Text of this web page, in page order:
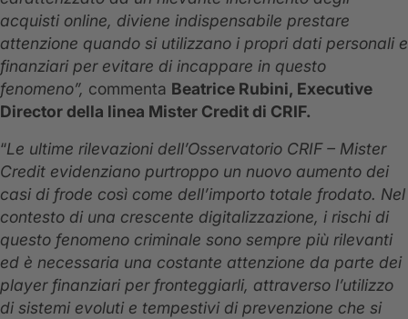
acquisti online, diviene indispensabile prestare
attenzione quando si utilizzano i propri dati personali e
finanziari per evitare di incappare in questo
fenomeno”, commenta Beatrice Rubini, Executive
Director della linea Mister Credit di CRIF.
“Le ultime rilevazioni dell’Osservatorio CRIF– Mister
Credit evidenziano purtroppo un nuovo aumento dei
casi di frode così come dell’importo totale frodato. Nel
contesto di una crescente digitalizzazione, i rischi di
questo fenomeno criminale sono sempre più rilevanti
ed è necessaria una costante attenzione da parte dei
player finanziari per fronteggiarli, attraverso l’utilizzo
di sistemi evoluti e tempestivi di prevenzione che si